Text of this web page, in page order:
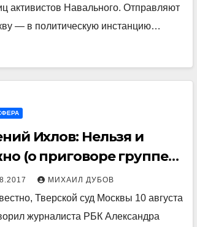
активистов Навального. Отправляют
— в политическую инстанцию…
Ихлов: Нельзя и
(о приговоре группе
МИХАИЛ ДУБОВ
Тверской суд Москвы 10 августа
журналиста РБК Александра